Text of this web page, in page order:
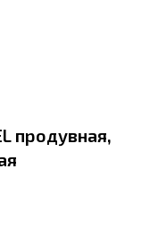
продувная,